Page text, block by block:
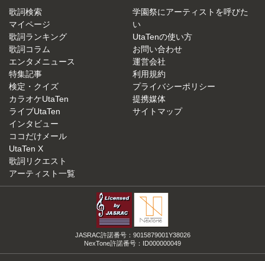
歌詞検索
マイページ
歌詞ランキング
歌詞コラム
エンタメニュース
特集記事
検定・クイズ
カラオケUtaTen
ライブUtaTen
インタビュー
ココだけメール
UtaTen X
歌詞リクエスト
アーティスト一覧
学園祭にアーティストを呼びた
い
UtaTenの使い方
お問い合わせ
運営会社
利用規約
プライバシーポリシー
提携媒体
サイトマップ
JASRAC許諾番号：9015879001Y38026
NexTone許諾番号：ID000000049